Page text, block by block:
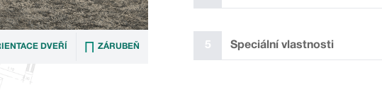
DVEŘÍ ZÁRUBEŇ
I GZ1 I GZ2
5 Speciální vlastnosti